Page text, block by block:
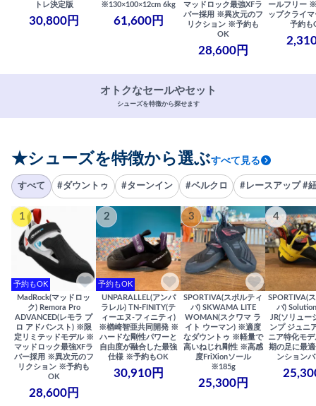
トレ決定版
30,800円
※130×100×12cm 6kg
61,600円
マッドロック最強XFラ
バー採用 ※異次元のフ
リクション ※予約も
OK
28,600円
ールフリー
ップクライ
予約も
オトクなセールやセット
シューズを特徴から探せます
★シューズを特徴から選ぶすべて見る
すべて #ダウントゥ #ターンイン #ベルクロ #レースアップ #
1
予約もOK
MadRock(マッドロッ
ク) Remora Pro
ADVANCED(レモラ プ
ロ アドバンスト) ※限
定リミテッドモデル ※
マッドロック最強XFラ
バー採用 ※異次元のフ
リクション ※予約も
OK
28,600円
2
予約もOK
UNPARALLEL(アンパ
ラレル) TN-FINITY(テ
ィーエヌ-フィニティ)
※楢崎智亜共同開発 ※
ハードな剛性パワーと
自由度が融合した最強
仕様 ※予約もOK
30,910円
3
SPORTIVA(スポルティ
バ) SKWAMA LITE
WOMAN(スクワマ ラ
イト ウーマン) ※適度
なダウントゥ ※軽量で
高いねじれ剛性 ※高感
度FriXionソール
※185g
25,300円
4
SPORTIVA(
バ)
JR(ソリュー
ンプ ジュニ
ニア特化モ
期の足に最
ンション